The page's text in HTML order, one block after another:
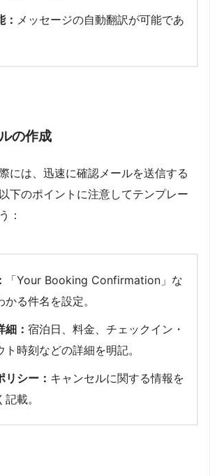
メッセージの自動翻訳が可能であ
の作成
には、迅速に確認メールを送信する
下のポイントに注意してテンプレー
：
「Your Booking Confirmation」な
る件名を設定。
： 宿泊日、料金、チェックイン・
時刻などの詳細を明記。
リシー： キャンセルに関する情報を
載。